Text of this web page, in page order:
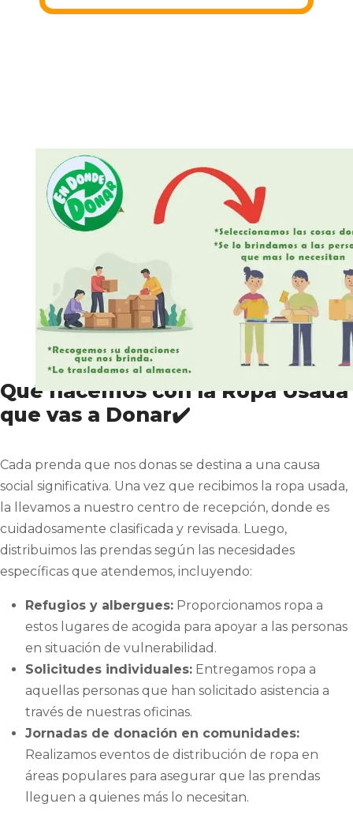
Qué hacemos con la Ropa Usada
que vas a Donar✔️
Cada prenda que nos donas se destina a una causa
social significativa. Una vez que recibimos la ropa usada,
la llevamos a nuestro centro de recepción, donde es
cuidadosamente clasificada y revisada. Luego,
distribuimos las prendas según las necesidades
específicas que atendemos, incluyendo:
Refugios y albergues: Proporcionamos ropa a
estos lugares de acogida para apoyar a las personas
en situación de vulnerabilidad.
Solicitudes individuales: Entregamos ropa a
aquellas personas que han solicitado asistencia a
través de nuestras oficinas.
Jornadas de donación en comunidades:
Realizamos eventos de distribución de ropa en
áreas populares para asegurar que las prendas
lleguen a quienes más lo necesitan.